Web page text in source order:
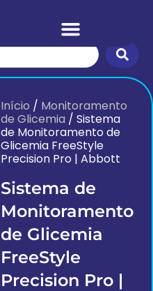
Início / Monitoramento
de Glicemia / Sistema
de Monitoramento de
Glicemia FreeStyle
Precision Pro | Abbott
Sistema de
Monitoramento
de Glicemia
FreeStyle
Precision Pro |